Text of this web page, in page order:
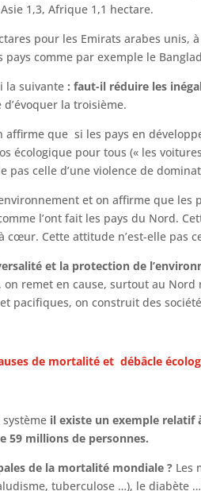
1,3, Afrique 1,1 hectare.
pour les Emirats arabes
comme par exemple le
la suivante : faut-il réduire les
la troisième.
affirme que si les pays en
écologique pour tous (« les
pas celle d’une violence de
et on affirme que
l’ont fait les pays du Nord.
Cette attitude n’est-elle pas
et la protection de
remet en cause, surtout au
pacifiques, on construit des
de mortalité et débâcle
il existe un exemple relatif
59 millions de personnes.
de la mortalité mondiale ? Les
tuberculose …), le